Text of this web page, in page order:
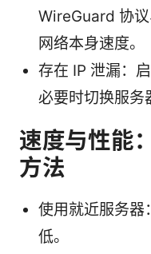
WireGuard 协
网络本身速度。
存在 IP 泄漏：
必要时切换服务
速度与性能
方法
使用就近服务器
低。